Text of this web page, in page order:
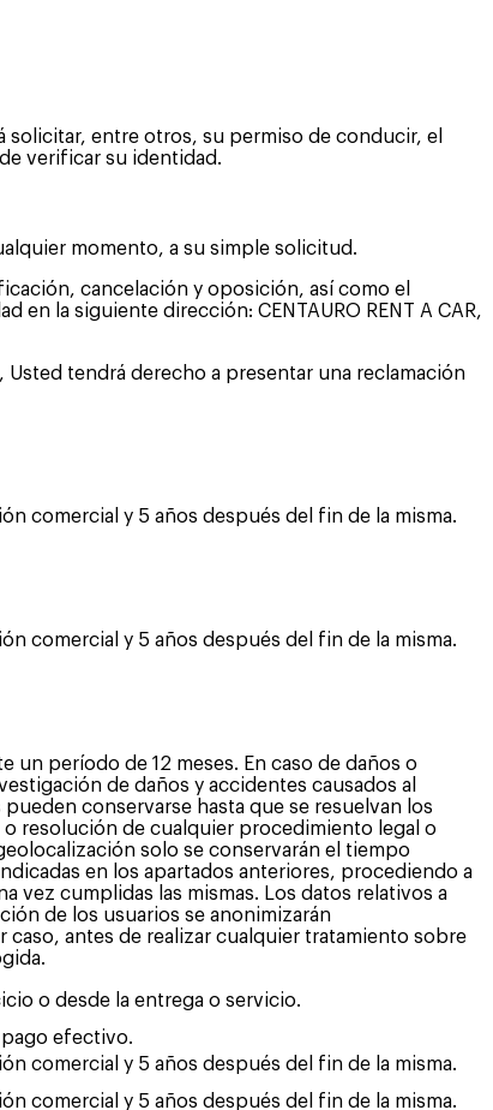
entre otros, su permiso de conducir, el
verificar su identidad.
momento, a su simple solicitud.
cancelación y oposición, así como el
la siguiente dirección: CENTAURO RENT A CAR,
Usted tendrá derecho a presentar una reclamación
comercial y 5 años después del fin de la misma.
comercial y 5 años después del fin de la misma.
un período de 12 meses. En caso de daños o
de daños y accidentes causados al
conservarse hasta que se resuelvan los
resolución de cualquier procedimiento legal o
solo se conservarán el tiempo
en los apartados anteriores, procediendo a
vez cumplidas las mismas. Los datos relativos a
de los usuarios se anonimizarán
caso, antes de realizar cualquier tratamiento sobre
o desde la entrega o servicio.
pago efectivo.
comercial y 5 años después del fin de la misma.
comercial y 5 años después del fin de la misma.